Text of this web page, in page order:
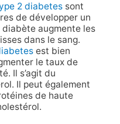
2 diabetessont
de développer un
augmente les
dans le sang.
est bien
le taux de
Il s’agit du
Il peut également
de haute